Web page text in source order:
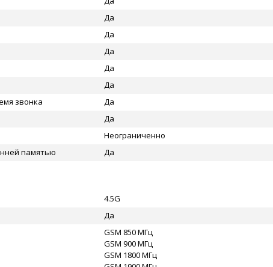
Да
Да
Да
Да
Да
звонка
Да
Да
Неограниченно
памятью
Да
4.5G
Да
GSM 850 МГц
GSM 900 МГц
GSM 1800 МГц